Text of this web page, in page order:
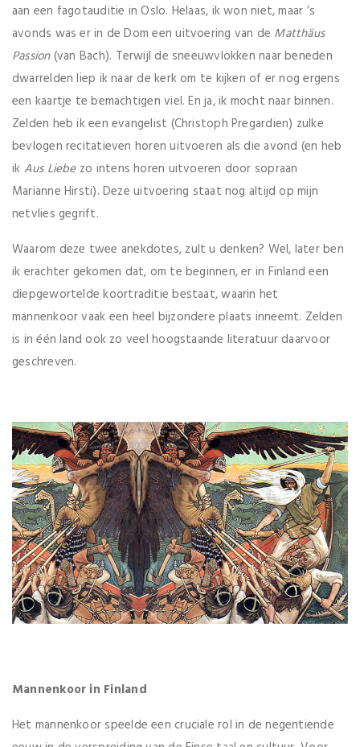
aan een fagotauditie in Oslo. Helaas, ik won niet, maar ’s
avonds was er in de Dom een uitvoering van de Matthäus
Passion(van Bach). Terwijl de sneeuwvlokken naar beneden
dwarrelden liep ik naar de kerk om te kijken of er nog ergens
een kaartje te bemachtigen viel. En ja, ik mocht naar binnen.
Zelden heb ik een evangelist (Christoph Pregardien) zulke
bevlogen recitatieven horen uitvoeren als die avond (en heb
ik Aus Liebezo intens horen uitvoeren door sopraan
Marianne Hirsti). Deze uitvoering staat nog altijd op mijn
netvlies gegrift.
Waarom deze twee anekdotes, zult u denken? Wel, later ben
ik erachter gekomen dat, om te beginnen, er in Finland een
diepgewortelde koortraditie bestaat, waarin het
mannenkoor vaak een heel bijzondere plaats inneemt. Zelden
is in één land ook zo veel hoogstaande literatuur daarvoor
geschreven.
Mannenkoor in Finland
Het mannenkoor speelde een cruciale rol in de negentiende